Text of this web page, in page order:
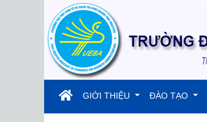
(current)
GIỚI THIỆU ĐÀO TẠO